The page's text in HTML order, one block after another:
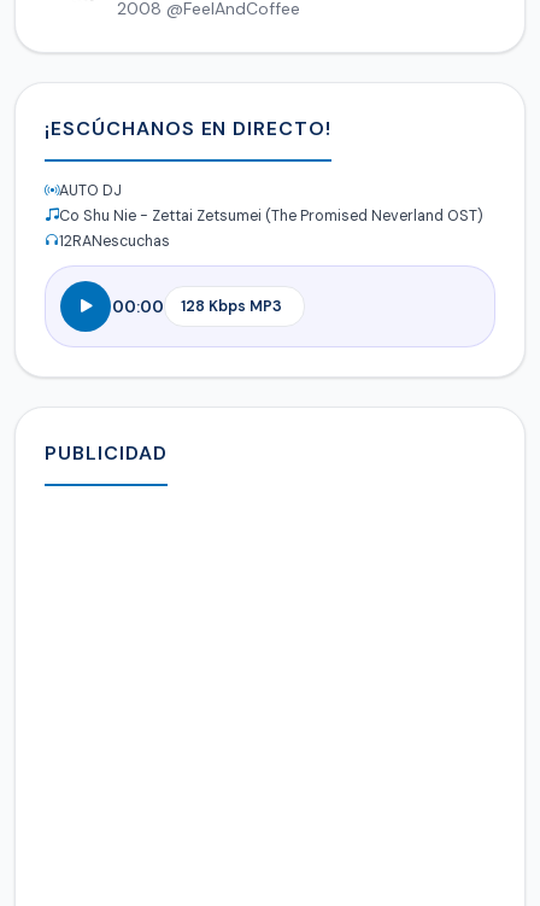
2008 @FeelAndCoffee
¡ESCÚCHANOS EN DIRECTO!
AUTO DJ
Co Shu Nie - Zettai Zetsumei (The Promised Neverland OST)
12RANescuchas
00:00
PUBLICIDAD